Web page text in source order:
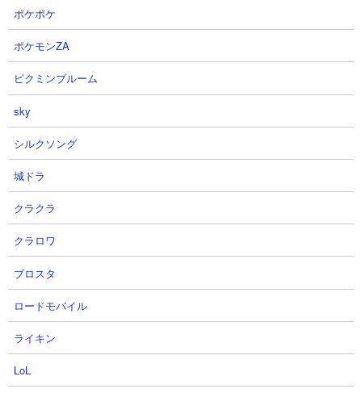
４．使徒強襲レベル13 ムートやごろにゃーんを使
った無課金ノーアイテム攻略
【出撃メンバー】
ポケポケ
ポケモンZA
ピクミンブルーム
sky
シルクソング
城ドラ
クラクラ
クラロワ
ブロスタ
ロードモバイル
ライキン
LoL